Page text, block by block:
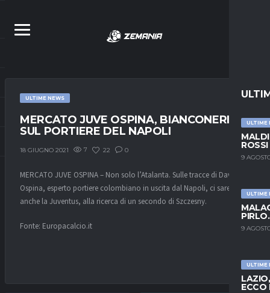
ULTIME
9
ULTIME
9
ULTIME
ECCO
ULTIME NEWS
MERCATO JUVE OSPINA, BIANCONERI
SUL PORTIERE DEL NAPOLI
18 GIUGNO 2021 7 22 0
MERCATO JUVE OSPINA – Non solo l’Atalanta. Sulle tracce di David
Ospina, esperto portiere colombiano in uscita dal Napoli, ci sarebbe
anche la Juventus, alla ricerca di un secondo di Szczesny.
Fonte: Europacalcio.it